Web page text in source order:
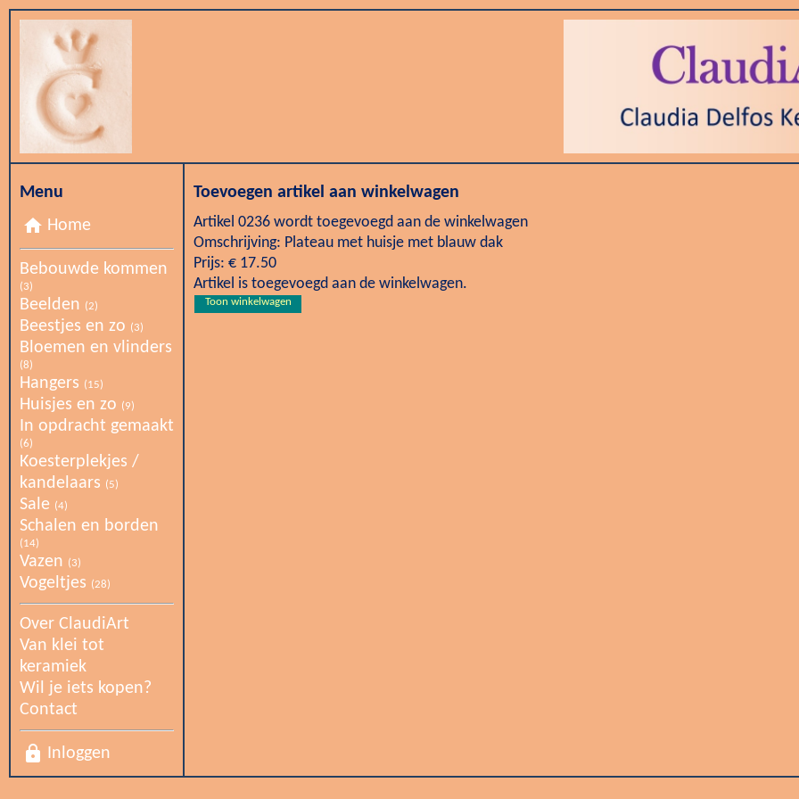
Menu
home Home
Bebouwde kommen
(3)
Beelden (2)
Beestjes en zo (3)
Bloemen en vlinders
(8)
Hangers (15)
Huisjes en zo (9)
In opdracht gemaakt
(6)
Koesterplekjes /
kandelaars (5)
Sale (4)
Schalen en borden
(14)
Vazen (3)
Vogeltjes (28)
Over ClaudiArt
Van klei tot
keramiek
Wil je iets kopen?
Contact
lock Inloggen
Toevoegen artikel aan winkelwagen
Artikel 0236 wordt toegevoegd aan de winkelwagen
Omschrijving: Plateau met huisje met blauw dak
Prijs: € 17.50
Artikel is toegevoegd aan de winkelwagen.
Toon winkelwagen